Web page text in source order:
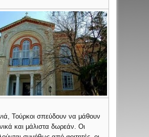
Τούρκοι σπεύδουν να μάθουν
και μάλιστα δωρεάν. Οι